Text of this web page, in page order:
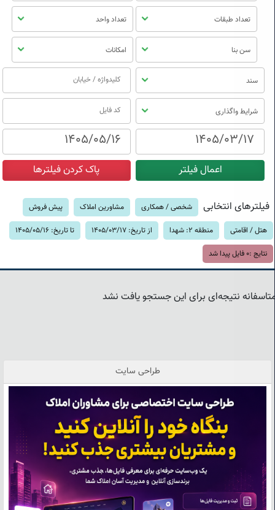
تعداد طبقات تعداد واحد
سن بنا امکانات
سند
شرایط واگذاری
فیلترهای انتخابی شخصی / همکاری مشاورین املاک پیش فروش
هتل / اقامتی منطقه 2: شهدا از تاریخ: 1405/03/17 تا تاریخ: 1405/05/16
نتایج :0 فایل پیدا شد
نتیجه‌ای برای این جستجو یافت نشد
طراحی سایت